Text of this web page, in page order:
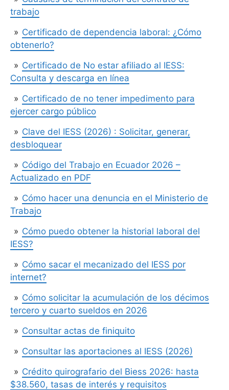
trabajo
Certificado de dependencia laboral: ¿Cómo
obtenerlo?
Certificado de No estar afiliado al IESS:
Consulta y descarga en línea
Certificado de no tener impedimento para
ejercer cargo público
Clave del IESS (2026) : Solicitar, generar,
desbloquear
Código del Trabajo en Ecuador 2026 –
Actualizado en PDF
Cómo hacer una denuncia en el Ministerio de
Trabajo
Cómo puedo obtener la historial laboral del
IESS?
Cómo sacar el mecanizado del IESS por
internet?
Cómo solicitar la acumulación de los décimos
tercero y cuarto sueldos en 2026
Consultar actas de finiquito
Consultar las aportaciones al IESS (2026)
Crédito quirografario del Biess 2026: hasta
$38.560, tasas de interés y requisitos